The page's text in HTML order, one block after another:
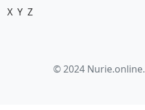
X Y Z
© 2024 Nurie.online.